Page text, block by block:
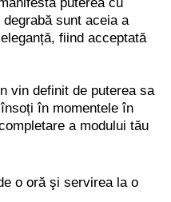
sunt aceia a
fiind acceptată
vin definit de puterea sa
în momentele în
a modului tău
o oră şi servirea la o